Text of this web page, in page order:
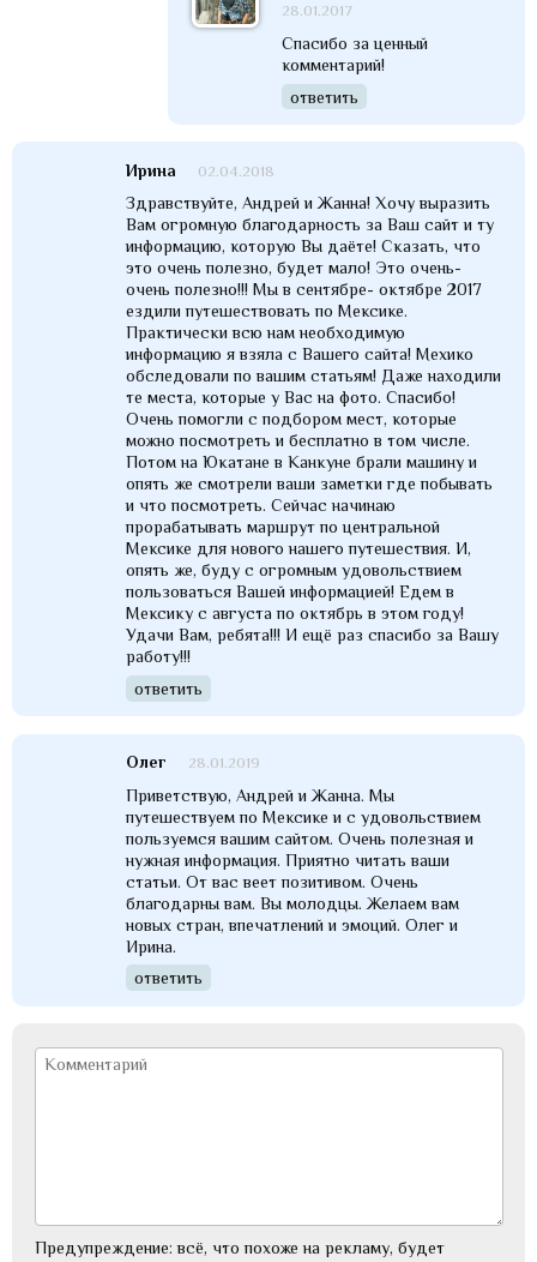
28.01.2017
Спасибо за ценный
комментарий!
ответить
Ирина 02.04.2018
Здравствуйте, Андрей и Жанна! Хочу выразить
Вам огромную благодарность за Ваш сайт и ту
информацию, которую Вы даёте! Сказать, что
это очень полезно, будет мало! Это очень-
очень полезно!!! Мы в сентябре- октябре 2017
ездили путешествовать по Мексике.
Практически всю нам необходимую
информацию я взяла с Вашего сайта! Мехико
обследовали по вашим статьям! Даже находили
те места, которые у Вас на фото. Спасибо!
Очень помогли с подбором мест, которые
можно посмотреть и бесплатно в том числе.
Потом на Юкатане в Канкуне брали машину и
опять же смотрели ваши заметки где побывать
и что посмотреть. Сейчас начинаю
прорабатывать маршрут по центральной
Мексике для нового нашего путешествия. И,
опять же, буду с огромным удовольствием
пользоваться Вашей информацией! Едем в
Мексику с августа по октябрь в этом году!
Удачи Вам, ребята!!! И ещё раз спасибо за Вашу
работу!!!
ответить
Олег 28.01.2019
Приветствую, Андрей и Жанна. Мы
путешествуем по Мексике и с удовольствием
пользуемся вашим сайтом. Очень полезная и
нужная информация. Приятно читать ваши
статьи. От вас веет позитивом. Очень
благодарны вам. Вы молодцы. Желаем вам
новых стран, впечатлений и эмоций. Олег и
Ирина.
ответить
Предупреждение: всё, что похоже на рекламу, будет